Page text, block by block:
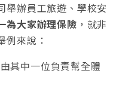
舉辦員工旅遊、學校安
為大家辦理保險 ，就非
例來說：
由其中一位負責幫全體